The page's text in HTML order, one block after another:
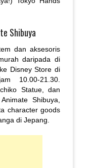
Shibuya
dan aksesoris
daripada di
Disney Store di
10.00-21.30.
Statue, dan
Shibuya,
character goods
di Jepang.